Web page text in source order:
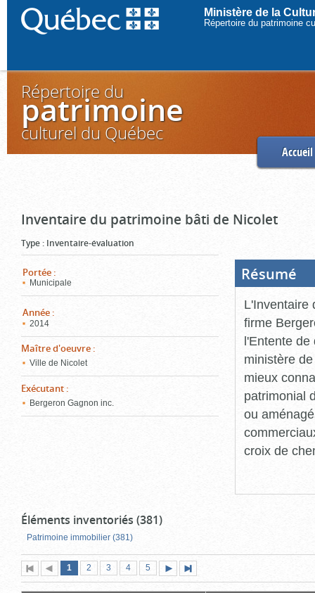
Ministère de la
Répertoire du patrimoine
Répertoire du
patrimoine
culturel du Québec
Accueil
Inventaire du patrimoine bâti de Nicolet
Type : Inventaire-évaluation
Portée :
Municipale
Année :
2014
Maître d'oeuvre :
Ville de Nicolet
Exécutant :
Bergeron Gagnon inc.
Résumé
L'Inventaire
firme
l'Entente de
ministère
mieux
patrimonial
ou
croix de
Éléments inventoriés (381)
Patrimoine immobilier (381)
Première
page
Page
précédente
Page
1 (page
actuelle)
Page
2 Page
3 Page
4 Page
5
suivante
page